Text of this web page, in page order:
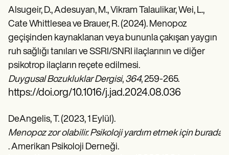
Alsugeir, D., Adesuyan, M., Vikram Talaulikar, Wei, L.,
Cate Whittlesea ve Brauer, R. (2024). Menopoz
geçişinden kaynaklanan veya bununla çakışan yaygın
ruh sağlığı tanıları ve SSRI/SNRI ilaçlarının ve diğer
psikotrop ilaçların reçete edilmesi.
Duygusal Bozukluklar Dergisi, 364, 259-265.
https://doi.org/10.1016/j.jad.2024.08.036
DeAngelis, T. (2023, 1 Eylül).
Menopoz zor olabilir. Psikoloji yardım etmek için burada
. Amerikan Psikoloji Derneği.